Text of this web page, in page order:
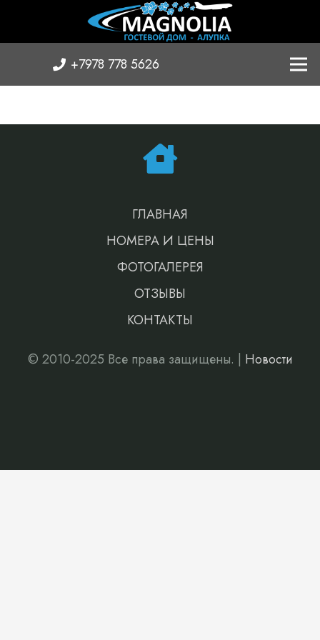
+7978 778 5626
ГЛАВНАЯ
НОМЕРА И ЦЕНЫ
ФОТОГАЛЕРЕЯ
ОТЗЫВЫ
КОНТАКТЫ
© 2010-2025 Все права защищены. | Новости